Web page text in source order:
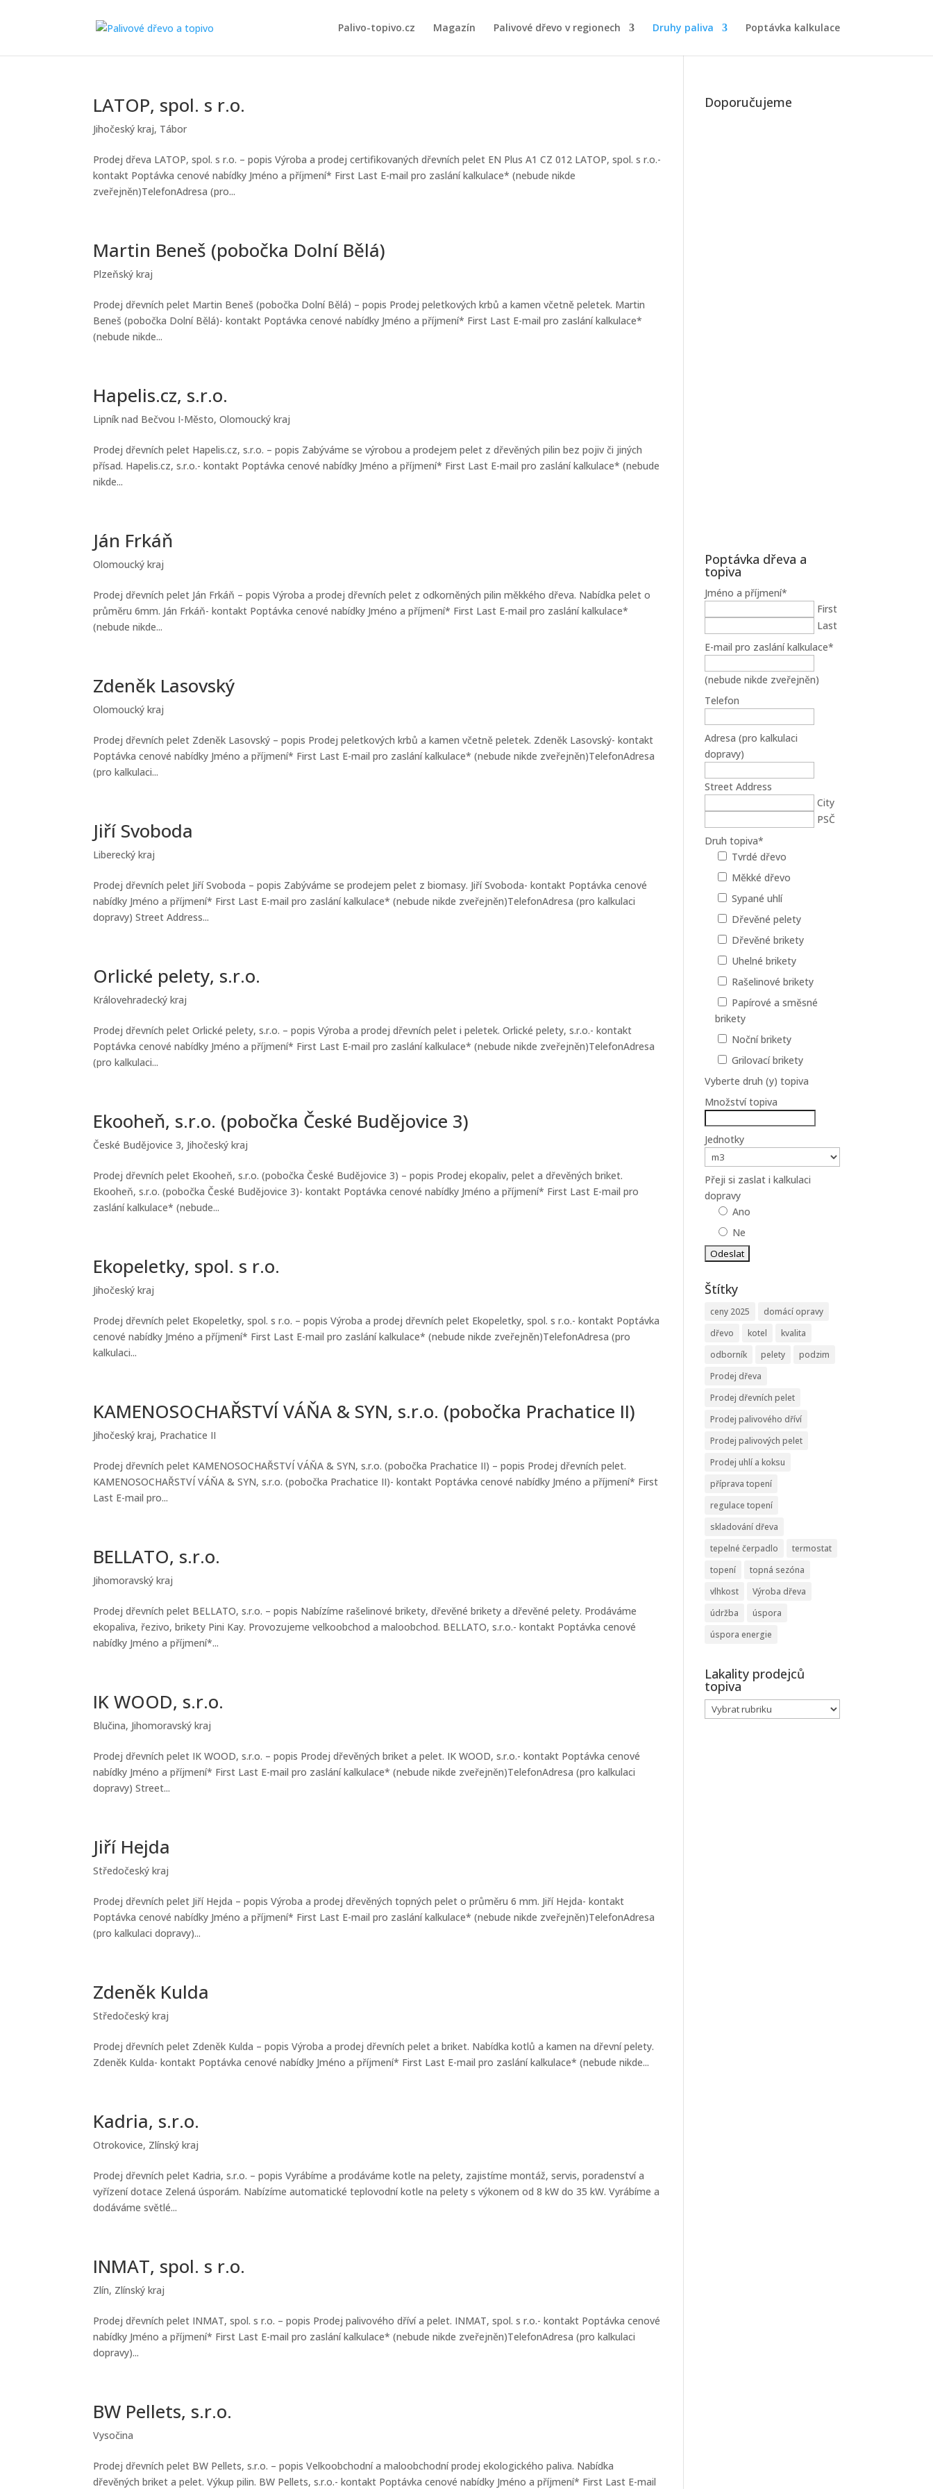
Palivo-topivo.cz Magazín Palivové dřevo v regionech Druhy paliva Poptávka kalkulace
LATOP, spol. s r.o.
Jihočeský kraj, Tábor
Prodej dřeva LATOP, spol. s r.o. – popis Výroba a prodej certifikovaných dřevních pelet EN Plus A1 CZ 012 LATOP, spol. s r.o.-
kontakt Poptávka cenové nabídky Jméno a příjmení* First Last E-mail pro zaslání kalkulace* (nebude nikde
zveřejněn)TelefonAdresa (pro...
Martin Beneš (pobočka Dolní Bělá)
Plzeňský kraj
Prodej dřevních pelet Martin Beneš (pobočka Dolní Bělá) – popis Prodej peletkových krbů a kamen včetně peletek. Martin
Beneš (pobočka Dolní Bělá)- kontakt Poptávka cenové nabídky Jméno a příjmení* First Last E-mail pro zaslání kalkulace*
(nebude nikde...
Hapelis.cz, s.r.o.
Lipník nad Bečvou I-Město,Olomoucký kraj
Prodej dřevních pelet Hapelis.cz, s.r.o. – popis Zabýváme se výrobou a prodejem pelet z dřevěných pilin bez pojiv či jiných
přísad. Hapelis.cz, s.r.o.- kontakt Poptávka cenové nabídky Jméno a příjmení* First Last E-mail pro zaslání kalkulace* (nebude
nikde...
Ján Frkáň
Olomoucký kraj
Prodej dřevních pelet Ján Frkáň – popis Výroba a prodej dřevních pelet z odkorněných pilin měkkého dřeva. Nabídka pelet o
průměru 6mm. Ján Frkáň- kontakt Poptávka cenové nabídky Jméno a příjmení* First Last E-mail pro zaslání kalkulace*
(nebude nikde...
Zdeněk Lasovský
Olomoucký kraj
Prodej dřevních pelet Zdeněk Lasovský – popis Prodej peletkových krbů a kamen včetně peletek. Zdeněk Lasovský- kontakt
Poptávka cenové nabídky Jméno a příjmení* First Last E-mail pro zaslání kalkulace* (nebude nikde zveřejněn)TelefonAdresa
(pro kalkulaci...
Jiří Svoboda
Liberecký kraj
Prodej dřevních pelet Jiří Svoboda – popis Zabýváme se prodejem pelet z biomasy. Jiří Svoboda- kontakt Poptávka cenové
nabídky Jméno a příjmení* First Last E-mail pro zaslání kalkulace* (nebude nikde zveřejněn)TelefonAdresa (pro kalkulaci
dopravy) Street Address...
Orlické pelety, s.r.o.
Královehradecký kraj
Prodej dřevních pelet Orlické pelety, s.r.o. – popis Výroba a prodej dřevních pelet i peletek. Orlické pelety, s.r.o.- kontakt
Poptávka cenové nabídky Jméno a příjmení* First Last E-mail pro zaslání kalkulace* (nebude nikde zveřejněn)TelefonAdresa
(pro kalkulaci...
Ekooheň, s.r.o. (pobočka České Budějovice 3)
České Budějovice 3, Jihočeský kraj
Prodej dřevních pelet Ekooheň, s.r.o. (pobočka České Budějovice 3) – popis Prodej ekopaliv, pelet a dřevěných briket.
Ekooheň, s.r.o. (pobočka České Budějovice 3)- kontakt Poptávka cenové nabídky Jméno a příjmení* First Last E-mail pro
zaslání kalkulace* (nebude...
Ekopeletky, spol. s r.o.
Jihočeský kraj
Prodej dřevních pelet Ekopeletky, spol. s r.o. – popis Výroba a prodej dřevních pelet Ekopeletky, spol. s r.o.- kontakt Poptávka
cenové nabídky Jméno a příjmení* First Last E-mail pro zaslání kalkulace* (nebude nikde zveřejněn)TelefonAdresa (pro
kalkulaci...
KAMENOSOCHAŘSTVÍ VÁŇA & SYN, s.r.o. (pobočka Prachatice II)
Jihočeský kraj, Prachatice II
Prodej dřevních pelet KAMENOSOCHAŘSTVÍ VÁŇA & SYN, s.r.o. (pobočka Prachatice II) – popis Prodej dřevních pelet.
KAMENOSOCHAŘSTVÍ VÁŇA & SYN, s.r.o. (pobočka Prachatice II)- kontakt Poptávka cenové nabídky Jméno a příjmení* First
Last E-mail pro...
BELLATO, s.r.o.
Jihomoravský kraj
Prodej dřevních pelet BELLATO, s.r.o. – popis Nabízíme rašelinové brikety, dřevěné brikety a dřevěné pelety. Prodáváme
ekopaliva, řezivo, brikety Pini Kay. Provozujeme velkoobchod a maloobchod. BELLATO, s.r.o.- kontakt Poptávka cenové
nabídky Jméno a příjmení*...
IK WOOD, s.r.o.
Blučina, Jihomoravský kraj
Prodej dřevních pelet IK WOOD, s.r.o. – popis Prodej dřevěných briket a pelet. IK WOOD, s.r.o.- kontakt Poptávka cenové
nabídky Jméno a příjmení* First Last E-mail pro zaslání kalkulace* (nebude nikde zveřejněn)TelefonAdresa (pro kalkulaci
dopravy) Street...
Jiří Hejda
Středočeský kraj
Prodej dřevních pelet Jiří Hejda – popis Výroba a prodej dřevěných topných pelet o průměru 6 mm. Jiří Hejda- kontakt
Poptávka cenové nabídky Jméno a příjmení* First Last E-mail pro zaslání kalkulace* (nebude nikde zveřejněn)TelefonAdresa
(pro kalkulaci dopravy)...
Zdeněk Kulda
Středočeský kraj
Prodej dřevních pelet Zdeněk Kulda – popis Výroba a prodej dřevních pelet a briket. Nabídka kotlů a kamen na dřevní pelety.
Zdeněk Kulda- kontakt Poptávka cenové nabídky Jméno a příjmení* First Last E-mail pro zaslání kalkulace* (nebude nikde...
Kadria, s.r.o.
Otrokovice, Zlínský kraj
Prodej dřevních pelet Kadria, s.r.o. – popis Vyrábíme a prodáváme kotle na pelety, zajistíme montáž, servis, poradenství a
vyřízení dotace Zelená úsporám. Nabízíme automatické teplovodní kotle na pelety s výkonem od 8 kW do 35 kW. Vyrábíme a
dodáváme světlé...
INMAT, spol. s r.o.
Zlín, Zlínský kraj
Prodej dřevních pelet INMAT, spol. s r.o. – popis Prodej palivového dříví a pelet. INMAT, spol. s r.o.- kontakt Poptávka cenové
nabídky Jméno a příjmení* First Last E-mail pro zaslání kalkulace* (nebude nikde zveřejněn)TelefonAdresa (pro kalkulaci
dopravy)...
BW Pellets, s.r.o.
Vysočina
Prodej dřevních pelet BW Pellets, s.r.o. – popis Velkoobchodní a maloobchodní prodej ekologického paliva. Nabídka
dřevěných briket a pelet. Výkup pilin. BW Pellets, s.r.o.- kontakt Poptávka cenové nabídky Jméno a příjmení* First Last E-mail
Doporučujeme
Poptávka dřeva a
topiva
Jméno a příjmení*
First
Last
E-mail pro zaslání kalkulace*
(nebude nikde zveřejněn)
Telefon
Adresa (pro kalkulaci
dopravy)
Street Address
City
PSČ
Druh topiva*
Tvrdé dřevo
Měkké dřevo
Sypané uhlí
Dřevěné pelety
Dřevěné brikety
Uhelné brikety
Rašelinové brikety
Papírové a směsné
brikety
Noční brikety
Grilovací brikety
Vyberte druh (y) topiva
Množství topiva
Jednotky
Přeji si zaslat i kalkulaci
dopravy
Ano
Ne
Štítky
ceny 2025
domácí opravy
dřevo
kotel
kvalita
odborník
pelety
podzim
Prodej dřeva
Prodej dřevních pelet
Prodej palivového dříví
Prodej palivových pelet
Prodej uhlí a koksu
příprava topení
regulace topení
skladování dřeva
tepelné čerpadlo
termostat
topení
topná sezóna
vlhkost
Výroba dřeva
údržba
úspora
úspora energie
Lakality prodejců
topiva
Lakality
prodejců